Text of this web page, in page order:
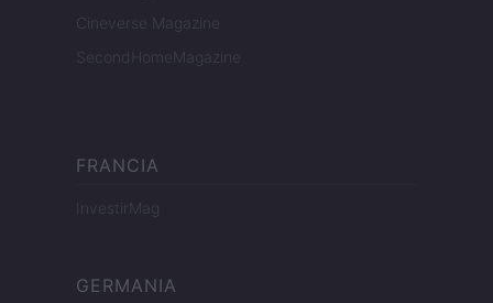
Cineverse Magazine
SecondHomeMagazine
FRANCIA
InvestirMag
GERMANIA